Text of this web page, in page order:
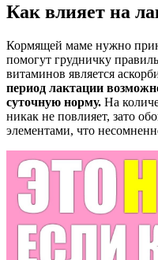
Как влияет на
Кормящей маме нужно
помогут грудничку
витаминов является
период лактации
суточную норму. На
никак не повлияет, зато
элементами, что